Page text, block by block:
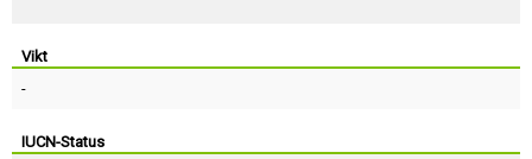
Vikt
-
IUCN-Status